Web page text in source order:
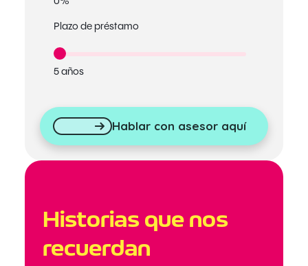
Plazo de préstamo
5 años
Hablar con asesor aquí
Historias que nos
recuerdan